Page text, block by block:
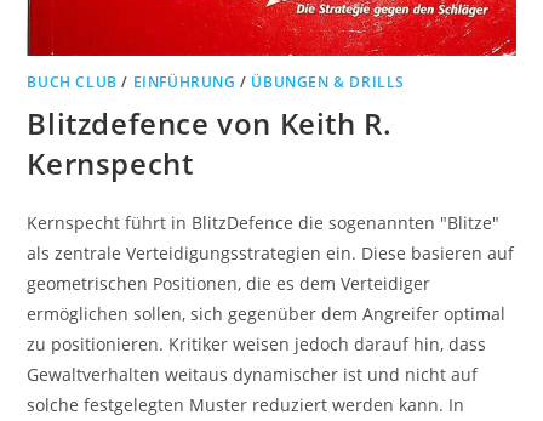
BUCH CLUB / EINFÜHRUNG / ÜBUNGEN & DRILLS
Blitzdefence von Keith R.
Kernspecht
Kernspecht führt in BlitzDefence die sogenannten "Blitze"
als zentrale Verteidigungsstrategien ein. Diese basieren auf
geometrischen Positionen, die es dem Verteidiger
ermöglichen sollen, sich gegenüber dem Angreifer optimal
zu positionieren. Kritiker weisen jedoch darauf hin, dass
Gewaltverhalten weitaus dynamischer ist und nicht auf
solche festgelegten Muster reduziert werden kann. In